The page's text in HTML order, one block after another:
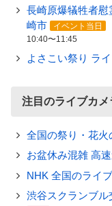
長崎原爆犠牲者
崎市
イベント当日
10:40〜11:45
よさこい祭り ラ
注目のライブカメ
全国の祭り・花火
お盆休み混雑 高
NHK 全国のライ
渋谷スクランブル